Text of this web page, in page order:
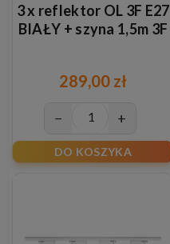
3 x reflektor OL 3F E27
BIAŁY + szyna 1,5m 3F
289,00 zł
− +
DO KOSZYKA